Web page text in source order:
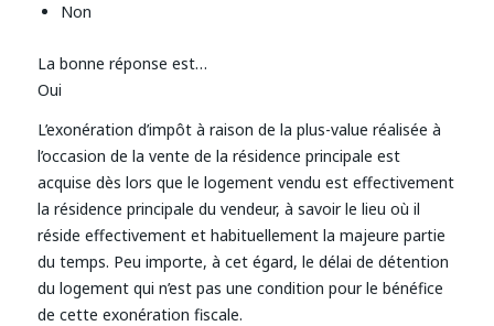
Non
La bonne réponse est…
Oui
L’exonération d’impôt à raison de la plus-value réalisée à
l’occasion de la vente de la résidence principale est
acquise dès lors que le logement vendu est effectivement
la résidence principale du vendeur, à savoir le lieu où il
réside effectivement et habituellement la majeure partie
du temps. Peu importe, à cet égard, le délai de détention
du logement qui n’est pas une condition pour le bénéfice
de cette exonération fiscale.